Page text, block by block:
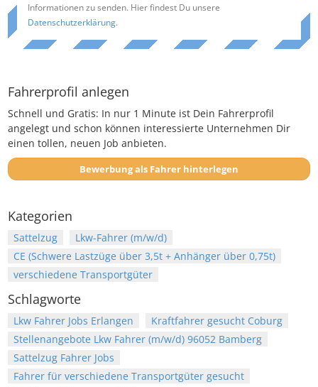
Informationen zu senden. Hier findest Du unsere
Datenschutzerklärung.
Fahrerprofil anlegen
Schnell und Gratis: In nur 1 Minute ist Dein Fahrerprofil
angelegt und schon können interessierte Unternehmen Dir
einen tollen, neuen Job anbieten.
Bewerbung als Fahrer hinterlegen
Kategorien
Sattelzug
Lkw-Fahrer (m/w/d)
CE (Schwere Lastzüge über 3,5t + Anhänger über 0,75t)
verschiedene Transportgüter
Schlagworte
Lkw Fahrer Jobs Erlangen
Kraftfahrer gesucht Coburg
Stellenangebote Lkw Fahrer (m/w/d) 96052 Bamberg
Sattelzug Fahrer Jobs
Fahrer für verschiedene Transportgüter gesucht